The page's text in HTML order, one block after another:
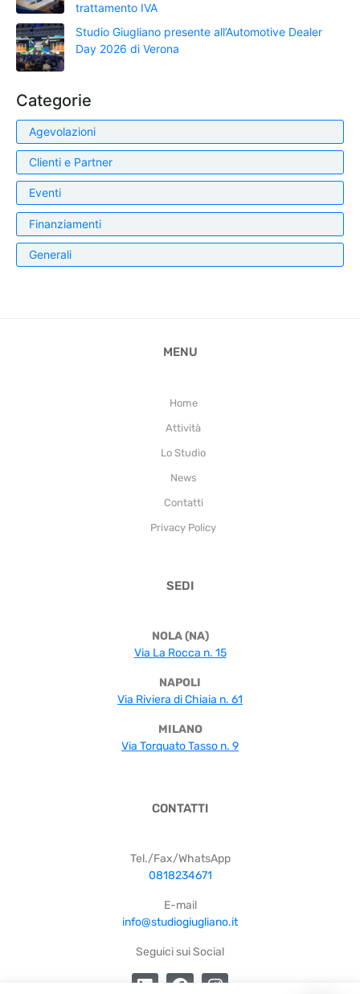
trattamento IVA
Studio Giugliano presente all’Automotive Dealer
Day 2026 di Verona
Categorie
Agevolazioni
Clienti e Partner
Eventi
Finanziamenti
Generali
MENU
Home
Attività
Lo Studio
News
Contatti
Privacy Policy
SEDI
NOLA (NA)
Via La Rocca n. 15
NAPOLI
Via Riviera di Chiaia n. 61
MILANO
Via Torquato Tasso n. 9
CONTATTI
Tel./Fax/WhatsApp
0818234671
E-mail
info@studiogiugliano.it
Seguici sui Social